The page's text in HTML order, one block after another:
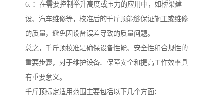
6. ：在需要控制举升高度或压力的应用中，如桥梁建
设、汽车维修等，校准后的千斤顶能够保证施工或维修
的质量，避免因设备误差导致的质量问题。
总之，千斤顶校准是确保设备性能、安全性和合规性的
重要步骤，对于维护设备、保障安全和提高工作效率具
有重要意义。
千斤顶标定适用范围主要包括以下几个方面：